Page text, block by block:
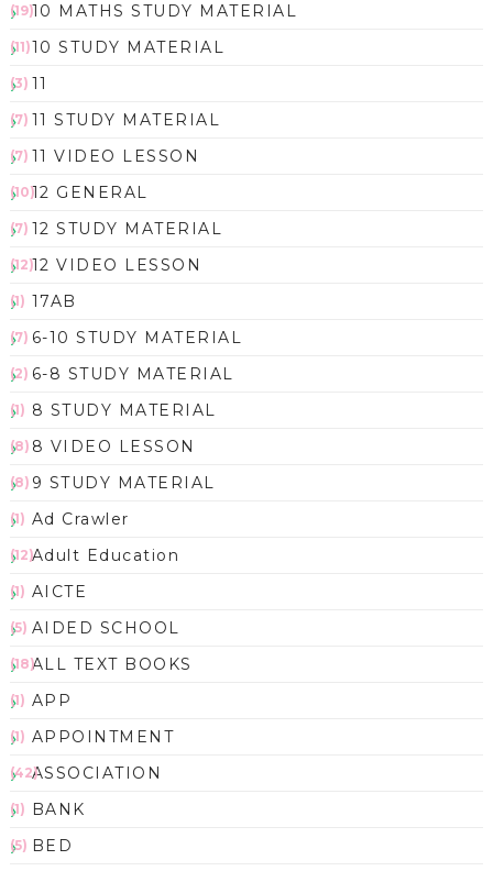
10 MATHS STUDY MATERIAL
(19)
10 STUDY MATERIAL
(11)
11
(3)
11 STUDY MATERIAL
(7)
11 VIDEO LESSON
(7)
12 GENERAL
(10)
12 STUDY MATERIAL
(7)
12 VIDEO LESSON
(12)
17AB
(1)
6-10 STUDY MATERIAL
(7)
6-8 STUDY MATERIAL
(2)
8 STUDY MATERIAL
(1)
8 VIDEO LESSON
(8)
9 STUDY MATERIAL
(8)
Ad Crawler
(1)
Adult Education
(12)
AICTE
(1)
AIDED SCHOOL
(5)
ALL TEXT BOOKS
(18)
APP
(1)
APPOINTMENT
(1)
ASSOCIATION
(42)
BANK
(1)
BED
(5)